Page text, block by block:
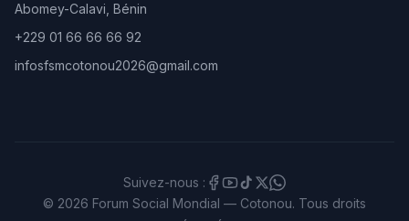
Abomey-Calavi, Bénin
+229 01 66 66 66 92
infosfsmcotonou2026@gmail.com
Suivez-nous :
© 2026 Forum Social Mondial — Cotonou. Tous droits